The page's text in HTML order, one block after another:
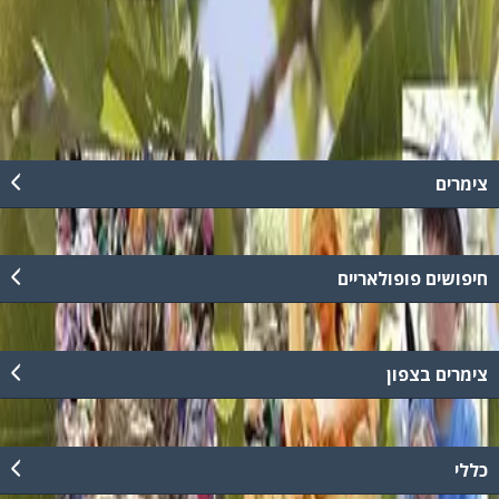
מוזיאון ייחודי לכל המשפחה המזמין אתכם להכיר את החיים בארץ בימי
המקרא והמשנה, דרך סדנאות מרתקות המתאימות לימי כיף, גיבוש, ועדי
עובדים, בתי ספר וקבוצות שונות.
קרא עוד
צימרים
חיפושים פופולאריים
צימרים בצפון
כללי